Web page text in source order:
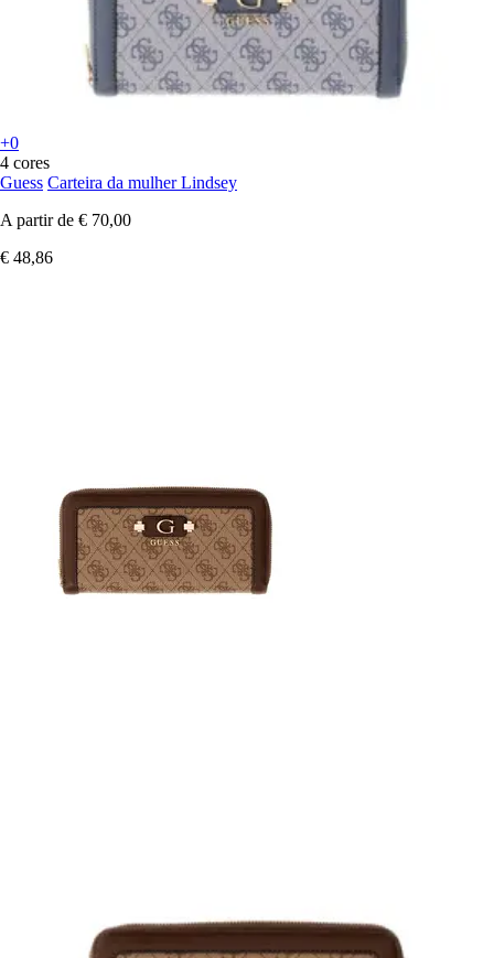
+0
4 cores
Guess Carteira da mulher Lindsey
A partir de € 70,00
€ 48,86